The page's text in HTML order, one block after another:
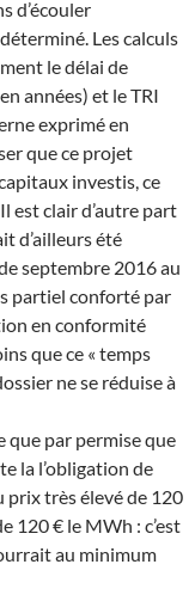
d’écouler
Les calculs
le délai de
années) et le TRI
exprimé en
que ce projet
investis, ce
est clair d’autre part
d’ailleurs été
septembre 2016 au
partiel conforté par
en conformité
que ce « temps
ne se réduise à
que par permise que
la l’obligation de
prix très élevé de 120
120 € le MWh : c’est
au minimum